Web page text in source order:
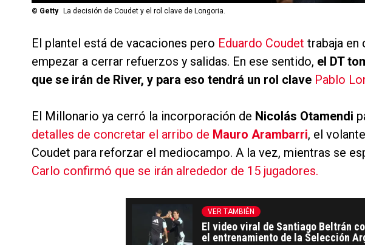
© Getty La decisión de Coudet y el rol clave de Longoria.
El plantel está de vacaciones pero Eduardo Coudet trabaja en
empezar a cerrar refuerzos y salidas. En ese sentido, el DT
que se irán de River, y para eso tendrá un rol clave Pablo
El Millonario ya cerró la incorporación de Nicolás Otamendi
detalles de concretar el arribo de Mauro Arambarri, el
Coudet para reforzar el mediocampo. A la vez, mientras se
Carlo confirmó que se irán alrededor de 15 jugadores.
VER TAMBIÉN
El video viral de Santiago Beltrán
el entrenamiento de la Selección